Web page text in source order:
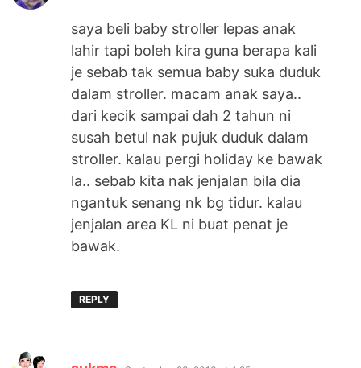
saya beli baby stroller lepas anak
lahir tapi boleh kira guna berapa kali
je sebab tak semua baby suka duduk
dalam stroller. macam anak saya..
dari kecik sampai dah 2 tahun ni
susah betul nak pujuk duduk dalam
stroller. kalau pergi holiday ke bawak
la.. sebab kita nak jenjalan bila dia
ngantuk senang nk bg tidur. kalau
jenjalan area KL ni buat penat je
bawak.
REPLY
says: